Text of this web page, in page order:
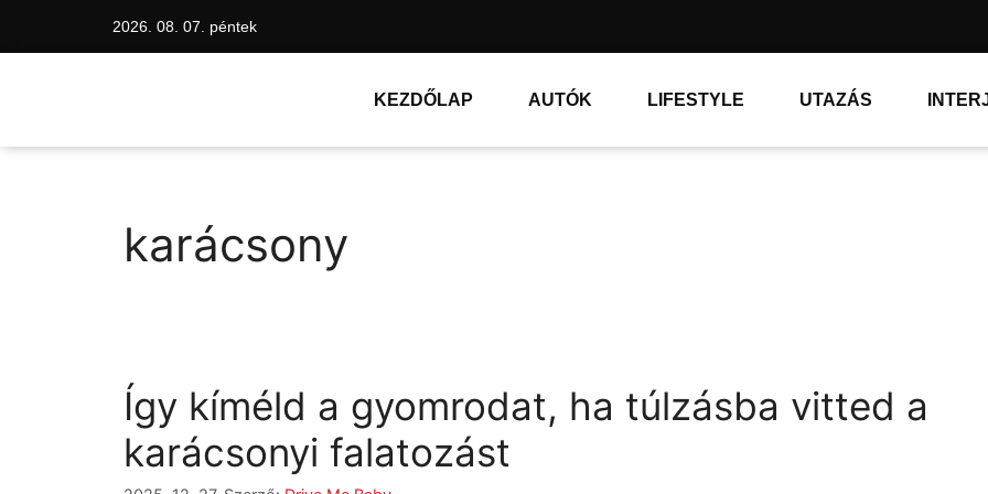
2026. 08. 07. péntek
KEZDŐLAP AUTÓK LIFESTYLE UTAZÁS
karácsony
Így kíméld a gyomrodat, ha túlzásba vitted a
karácsonyi falatozást